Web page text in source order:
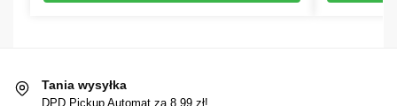
Tania wysyłka
DPD Pickup Automat za 8,99 zł!